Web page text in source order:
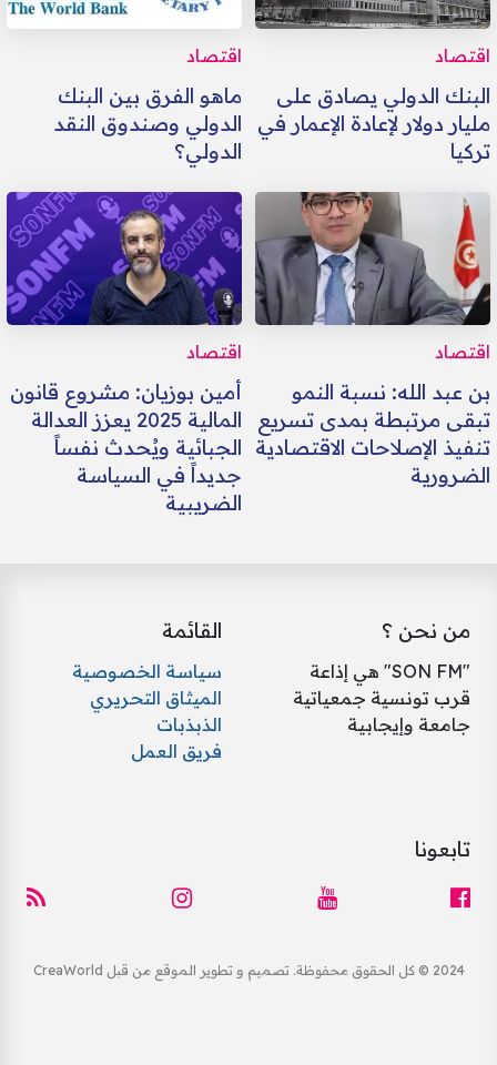
اقتصاد
البنك الدولي يصادق على
مليار دولار لإعادة الإعمار في
تركيا
اقتصاد
ماهو الفرق بين البنك
الدولي وصندوق النقد
الدولي؟
اقتصاد
بن عبد الله: نسبة النمو
تبقى مرتبطة بمدى تسريع
تنفيذ الإصلاحات الاقتصادية
الضرورية
اقتصاد
أمين بوزيان: مشروع قانون
المالية 2025 يعزز العدالة
الجبائية ويُحدث نفساً
جديداً في السياسة
الضريبية
من نحن ؟
"SON FM" هي إذاعة
قرب تونسية جمعياتية
جامعة وإيجابية
القائمة
سياسة الخصوصية
الميثاق التحريري
الذبذبات
فريق العمل
تابعونا
2024 © كل الحقوق محفوظة. تصميم و تطوير الموقع من قبل CreaWorld